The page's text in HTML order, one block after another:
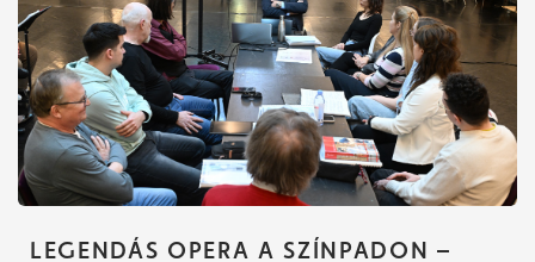
LEGENDÁS OPERA A SZÍNPADON –